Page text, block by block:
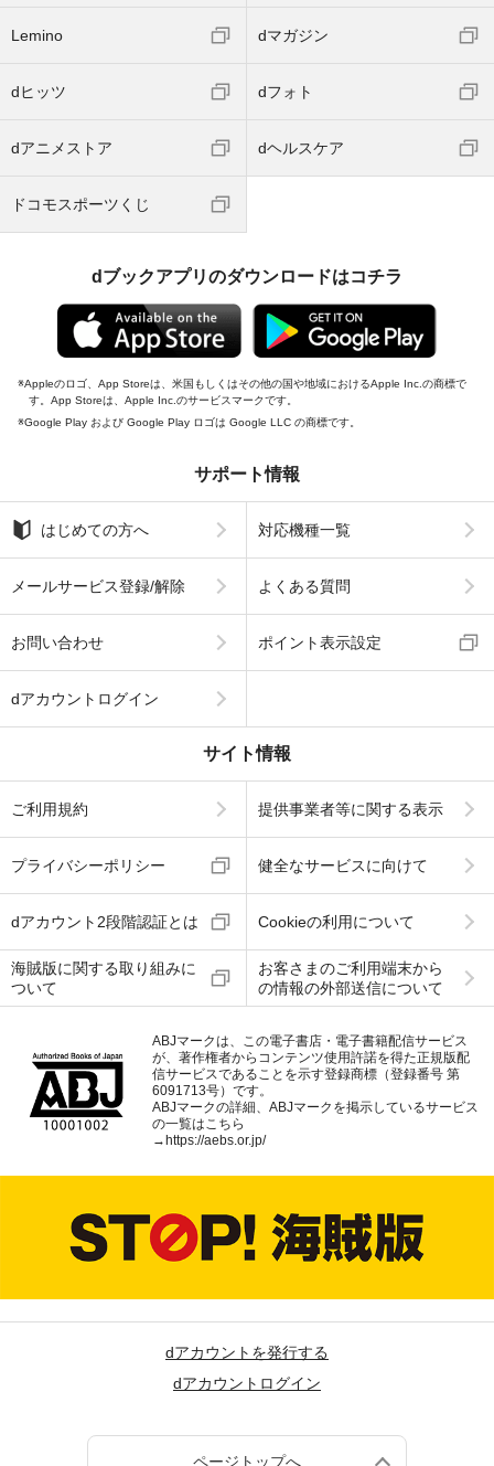
Lemino dマガジン
dヒッツ dフォト
dアニメストア dヘルスケア
ドコモスポーツくじ
dブックアプリのダウンロードはコチラ
Appleのロゴ、App Storeは、米国もしくはその他の国や地域におけるApple Inc.の商標で
す。App Storeは、Apple Inc.のサービスマークです。
Google Play および Google Play ロゴは Google LLC の商標です。
サポート情報
はじめての方へ 対応機種一覧
メールサービス登録/解除 よくある質問
お問い合わせ ポイント表示設定
dアカウントログイン
サイト情報
ご利用規約 提供事業者等に関する表示
プライバシーポリシー 健全なサービスに向けて
dアカウント2段階認証とは Cookieの利用について
海賊版に関する取り組みに
ついて
お客さまのご利用端末から
の情報の外部送信について
ABJマークは、この電子書店・電子書籍配信サービス
が、著作権者からコンテンツ使用許諾を得た正規版配
信サービスであることを示す登録商標（登録番号 第
6091713号）です。
ABJマークの詳細、ABJマークを掲示しているサービス
の一覧はこちら
→ https://aebs.or.jp/
dアカウントを発行する
dアカウントログイン
ページトップへ